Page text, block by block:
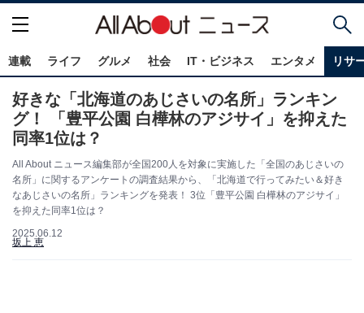
連載 ライフ グルメ 社会 IT・ビジネス エンタメ リサ
好きな「北海道のあじさいの名所」ランキン
グ！ 「豊平公園 白樺林のアジサイ」を抑えた
同率1位は？
All About ニュース編集部が全国200人を対象に実施した「全国のあじさいの
名所」に関するアンケートの調査結果から、「北海道で行ってみたい＆好き
なあじさいの名所」ランキングを発表！ 3位「豊平公園 白樺林のアジサイ」
を抑えた同率1位は？
2025.06.12
坂上 恵